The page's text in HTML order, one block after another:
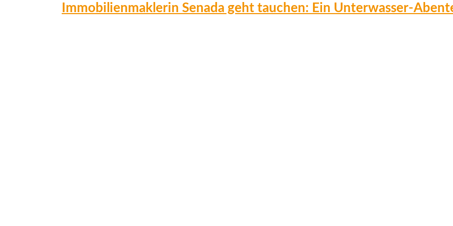
Immobilienmaklerin Senada geht tauchen: Ein Unterwasser-